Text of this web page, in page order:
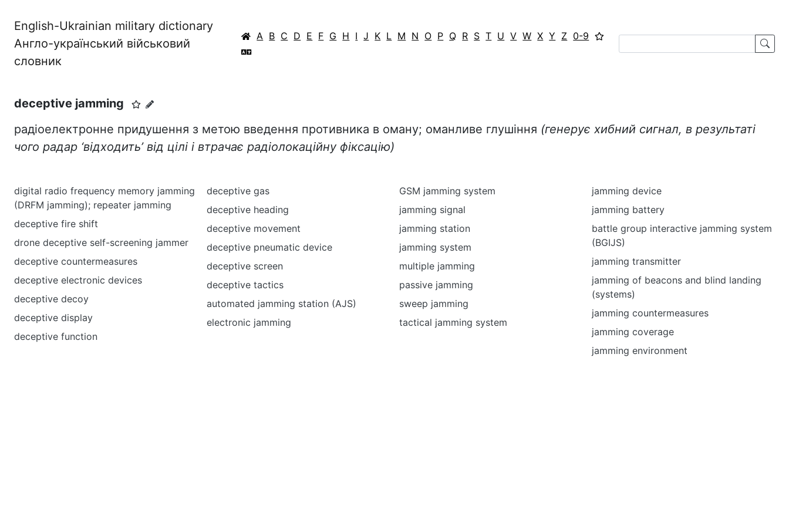
English-Ukrainian military dictionary
Англо-український військовий
словник
A B C D E F G H I J K L M N O P Q R S T U V W X Y Z 0-9
deceptive jamming
радіоелектронне придушення з метою введення противника в оману; оманливе глушіння (генерує хибний сигнал, в результаті
чого радар ‘відходить’ від цілі і втрачає радіолокаційну фіксацію)
digital radio frequency memory jamming
(DRFM jamming); repeater jamming
deceptive fire shift
drone deceptive self-screening jammer
deceptive countermeasures
deceptive electronic devices
deceptive decoy
deceptive display
deceptive function
deceptive gas
deceptive heading
deceptive movement
deceptive pneumatic device
deceptive screen
deceptive tactics
automated jamming station (AJS)
electronic jamming
GSM jamming system
jamming signal
jamming station
jamming system
multiple jamming
passive jamming
sweep jamming
tactical jamming system
jamming device
jamming battery
battle group interactive jamming system
(BGIJS)
jamming transmitter
jamming of beacons and blind landing
(systems)
jamming countermeasures
jamming coverage
jamming environment